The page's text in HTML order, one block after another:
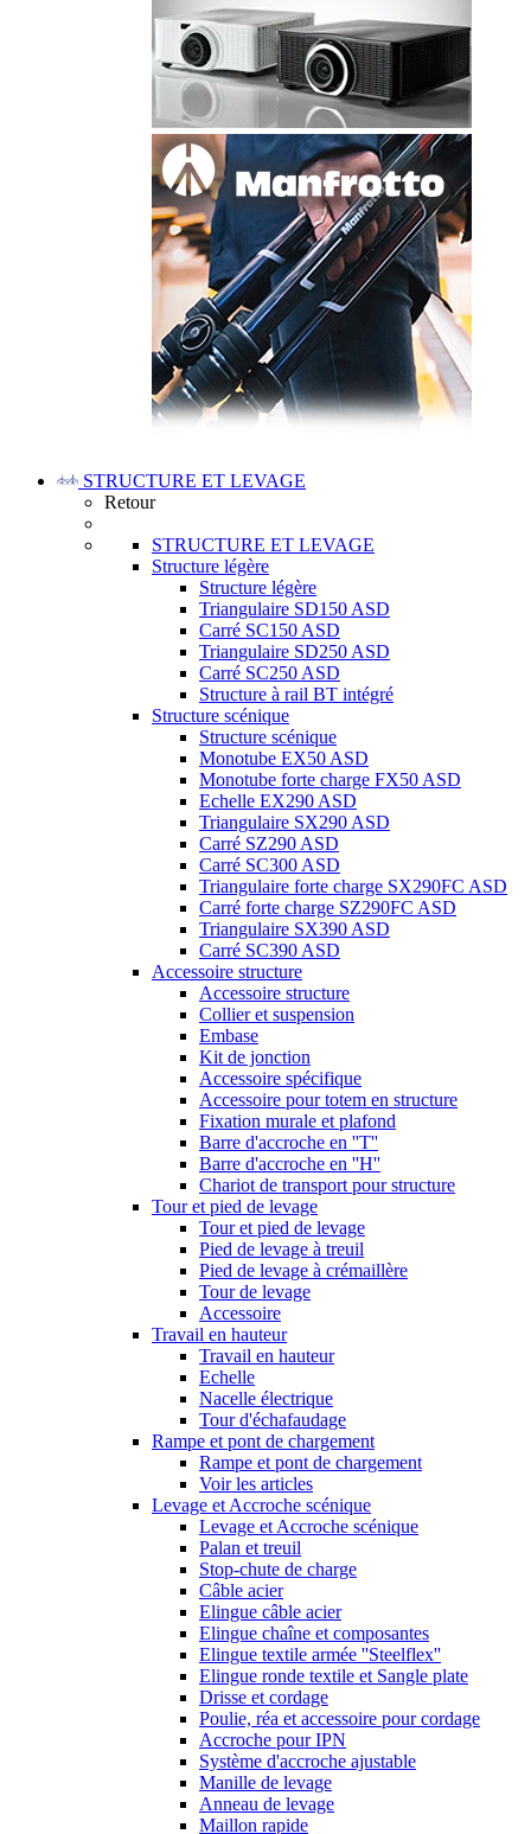
STRUCTURE ET LEVAGE
Retour
STRUCTURE ET LEVAGE
Structure légère
Structure légère
Triangulaire SD150 ASD
Carré SC150 ASD
Triangulaire SD250 ASD
Carré SC250 ASD
Structure à rail BT intégré
Structure scénique
Structure scénique
Monotube EX50 ASD
Monotube forte charge FX50 ASD
Echelle EX290 ASD
Triangulaire SX290 ASD
Carré SZ290 ASD
Carré SC300 ASD
Triangulaire forte charge SX290FC ASD
Carré forte charge SZ290FC ASD
Triangulaire SX390 ASD
Carré SC390 ASD
Accessoire structure
Accessoire structure
Collier et suspension
Embase
Kit de jonction
Accessoire spécifique
Accessoire pour totem en structure
Fixation murale et plafond
Barre d'accroche en ''T''
Barre d'accroche en ''H''
Chariot de transport pour structure
Tour et pied de levage
Tour et pied de levage
Pied de levage à treuil
Pied de levage à crémaillère
Tour de levage
Accessoire
Travail en hauteur
Travail en hauteur
Echelle
Nacelle électrique
Tour d'échafaudage
Rampe et pont de chargement
Rampe et pont de chargement
Voir les articles
Levage et Accroche scénique
Levage et Accroche scénique
Palan et treuil
Stop-chute de charge
Câble acier
Elingue câble acier
Elingue chaîne et composantes
Elingue textile armée ''Steelflex''
Elingue ronde textile et Sangle plate
Drisse et cordage
Poulie, réa et accessoire pour cordage
Accroche pour IPN
Système d'accroche ajustable
Manille de levage
Anneau de levage
Maillon rapide